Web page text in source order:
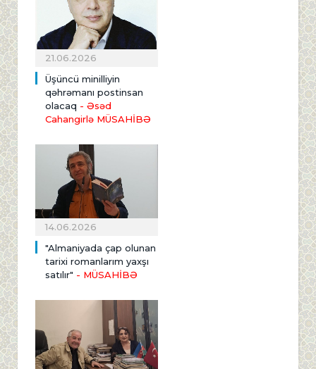
21.06.2026
Üşüncü minilliyin
qəhrəmanı postinsan
olacaq - Əsəd
Cahangirlə MÜSAHİBƏ
14.06.2026
"Almaniyada çap olunan
tarixi romanlarım yaxşı
satılır" - MÜSAHİBƏ